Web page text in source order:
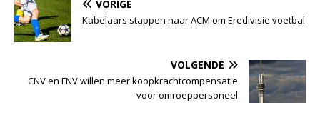
VORIGE
Kabelaars stappen naar ACM om Eredivisie voetbal
VOLGENDE
CNV en FNV willen meer koopkrachtcompensatie
voor omroeppersoneel